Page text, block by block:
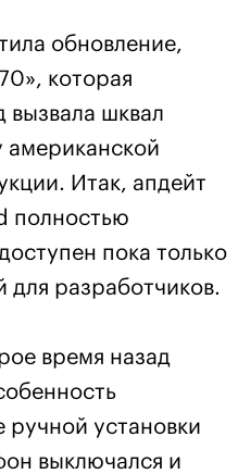
обновление,
которая
вызвала шквал
американской
Итак, апдейт
полностью
пока только
для разработчиков.
время назад
ручной установки
выключался и